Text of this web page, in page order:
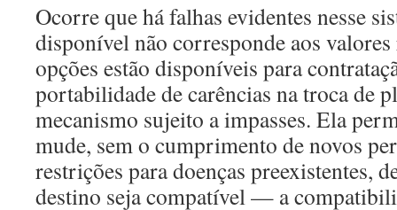
Ocorre que há falhas evidentes nesse
disponível não corresponde aos valores
opções estão disponíveis para
portabilidade de carências na troca de
mecanismo sujeito a impasses. Ela
mude, sem o cumprimento de novos
restrições para doenças preexistentes,
destino seja compatível — a